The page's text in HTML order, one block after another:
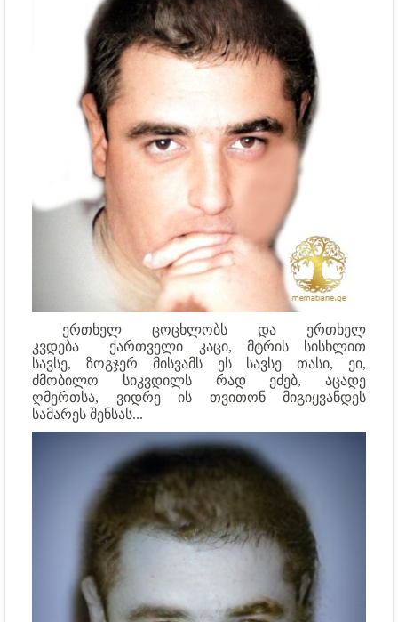
ერთხელ ცოცხლობს და ერთხელ
კვდება
ქართველი კაცი, მტრის სისხლით
სავსე, ზოგჯერ მისვამს ეს სავსე თასი, ეი,
ძმობილო სიკვდილს რად ეძებ, აცადე
ღმერთსა, ვიდრე ის თვითონ მიგიყვანდეს
სამარეს შენსას...